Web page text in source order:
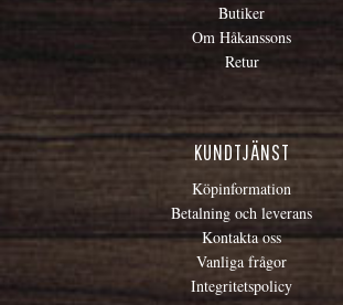
Butiker
Om Håkanssons
Retur
KUNDTJÄNST
Köpinformation
Betalning och leverans
Kontakta oss
Vanliga frågor
Integritetspolicy